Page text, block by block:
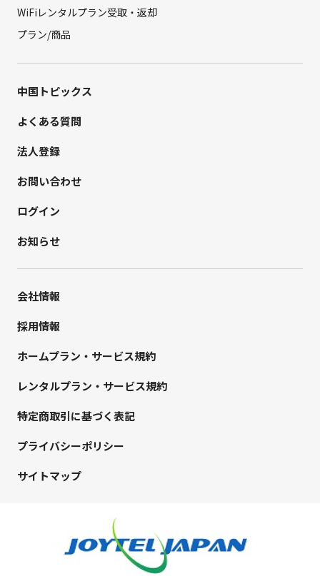
WiFiレンタルプラン受取・返却
プラン/商品
中国トピックス
よくある質問
法人登録
お問い合わせ
ログイン
お知らせ
会社情報
採用情報
ホームプラン・サービス規約
レンタルプラン・サービス規約
特定商取引に基づく表記
プライバシーポリシー
サイトマップ